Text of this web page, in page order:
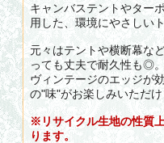
キャンバステントやター
用した、環境にやさしい
元々はテントや横断幕な
っても丈夫で耐久性も◎
ヴィンテージのエッジが
の"味"がお楽しみいただけ
※リサイクル生地の性質
ります。